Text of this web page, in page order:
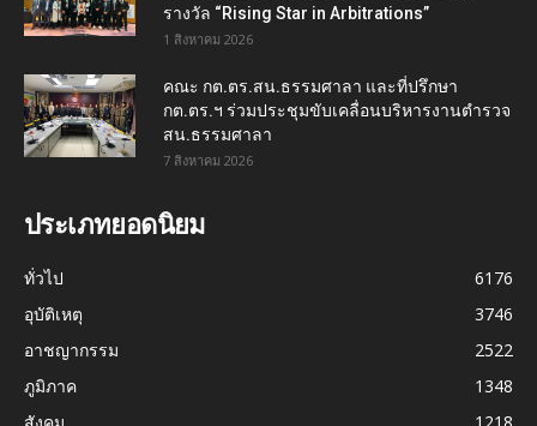
รางวัล “Rising Star in Arbitrations”
1 สิงหาคม 2026
คณะ กต.ตร.สน.ธรรมศาลา และที่ปรึกษา
กต.ตร.ฯ ร่วมประชุมขับเคลื่อนบริหารงานตำรวจ
สน.ธรรมศาลา
7 สิงหาคม 2026
ประเภทยอดนิยม
ทั่วไป
6176
อุบัติเหตุ
3746
อาชญากรรม
2522
ภูมิภาค
1348
สังคม
1218